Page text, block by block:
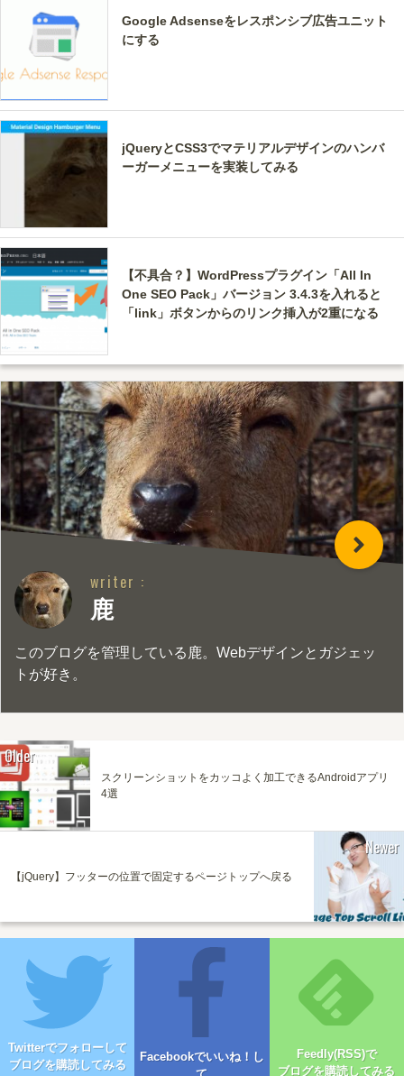
Google Adsenseをレスポンシブ広告ユニット
にする
jQueryとCSS3でマテリアルデザインのハンバ
ーガーメニューを実装してみる
【不具合？】WordPressプラグイン「All In
One SEO Pack」バージョン 3.4.3を入れると
「link」ボタンからのリンク挿入が2重になる
writer :
鹿
このブログを管理している鹿。Webデザインとガジェッ
トが好き。
Older
スクリーンショットをカッコよく加工できるAndroidアプリ
4選
【jQuery】フッターの位置で固定するページトップへ戻る
Newer
Twitterでフォローして
ブログを購読してみる
Facebookでいいね！し
Feedly(RSS)で
ブログを購読してみる